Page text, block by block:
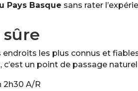
Pays Basque sans rater
sûre
endroits les plus connus et
un point de passage
2h30 A/R